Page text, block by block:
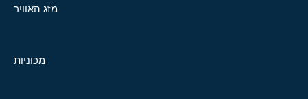
מזג האוויר
מכוניות